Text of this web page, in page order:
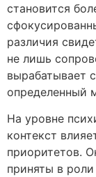
становится
различия
не лишь
вырабатывает
определенный
На уровне
контекст
приоритетов.
приняты в